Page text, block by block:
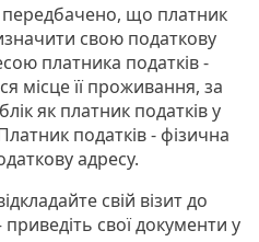
що платник
свою податкову
платника податків -
місце її проживання, за
як платник податків у
податків - фізична
адресу.
свій візит до
свої документи у